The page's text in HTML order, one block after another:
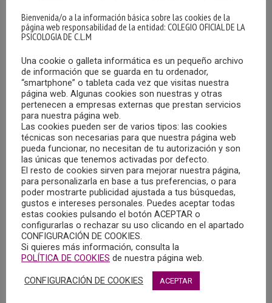
OFERTA DE EMPLEO EN CUENCA
08/08/2025
ESSE Clínica y Salud, especialistas en evaluación e
intervención con personas de Alta Capacidad Intelectual,
precisa la incorporación de un/a psicólogo/a
MÁS
Bienvenida/o a la información básica sobre las cookies de la
página web responsabilidad de la entidad: COLEGIO OFICIAL DE LA
PSICOLOGIA DE C.L.M
Una cookie o galleta informática es un pequeño archivo
de información que se guarda en tu ordenador,
“smartphone” o tableta cada vez que visitas nuestra
página web. Algunas cookies son nuestras y otras
pertenecen a empresas externas que prestan servicios
para nuestra página web.
Las cookies pueden ser de varios tipos: las cookies
técnicas son necesarias para que nuestra página web
pueda funcionar, no necesitan de tu autorización y son
las únicas que tenemos activadas por defecto.
El resto de cookies sirven para mejorar nuestra página,
para personalizarla en base a tus preferencias, o para
poder mostrarte publicidad ajustada a tus búsquedas,
gustos e intereses personales. Puedes aceptar todas
estas cookies pulsando el botón ACEPTAR o
configurarlas o rechazar su uso clicando en el apartado
CONFIGURACIÓN DE COOKIES.
Si quieres más información, consulta la
POLÍTICA DE COOKIES de nuestra página web.
CONFIGURACIÓN DE COOKIES ACEPTAR